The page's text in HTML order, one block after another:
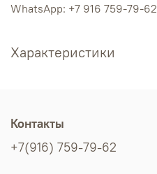
WhatsApp: +7 916 759-79-62
Характеристики
Контакты
+7(916) 759-79-62